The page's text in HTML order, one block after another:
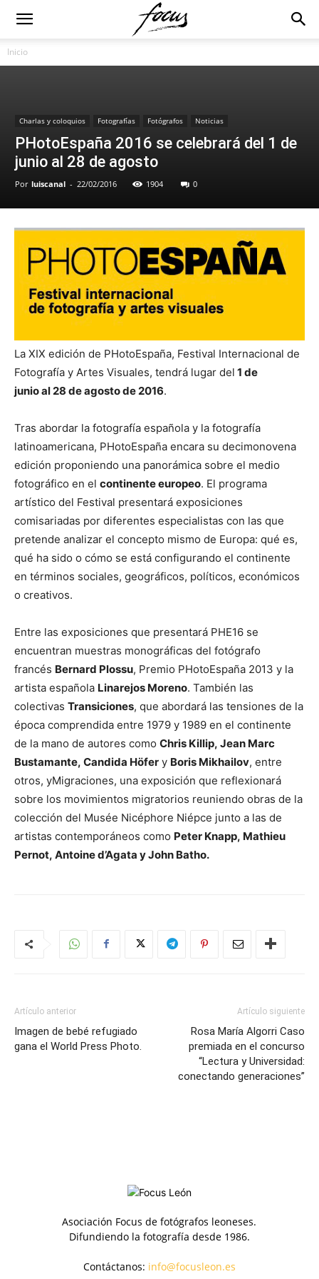
Inicio
Charlas y coloquios Fotografías Fotógrafos Noticias
PHotoEspaña 2016 se celebrará del 1 de
junio al 28 de agosto
Por luiscanal - 22/02/2016 1904 0
La XIX edición de PHotoEspaña, Festival Internacional de
Fotografía y Artes Visuales, tendrá lugar del 1 de
junio al 28 de agosto de 2016.
Tras abordar la fotografía española y la fotografía
latinoamericana, PHotoEspaña encara su decimonovena
edición proponiendo una panorámica sobre el medio
fotográfico en el continente europeo. El programa
artístico del Festival presentará exposiciones
comisariadas por diferentes especialistas con las que
pretende analizar el concepto mismo de Europa: qué es,
qué ha sido o cómo se está configurando el continente
en términos sociales, geográficos, políticos, económicos
o creativos.
Entre las exposiciones que presentará PHE16 se
encuentran muestras monográficas del fotógrafo
francés Bernard Plossu, Premio PHotoEspaña 2013 y la
artista española Linarejos Moreno. También las
colectivas Transiciones, que abordará las tensiones de la
época comprendida entre 1979 y 1989 en el continente
de la mano de autores como Chris Killip, Jean Marc
Bustamante, Candida Höfer y Boris Mikhailov, entre
otros, yMigraciones, una exposición que reflexionará
sobre los movimientos migratorios reuniendo obras de la
colección del Musée Nicéphore Niépce junto a las de
artistas contemporáneos como Peter Knapp, Mathieu
Pernot, Antoine d’Agata y John Batho.
Artículo anterior
Imagen de bebé refugiado
gana el World Press Photo.
Artículo siguiente
Rosa María Algorri Caso
premiada en el concurso
“Lectura y Universidad:
conectando generaciones”
Asociación Focus de fotógrafos leoneses.
Difundiendo la fotografía desde 1986.
Contáctanos: info@focusleon.es